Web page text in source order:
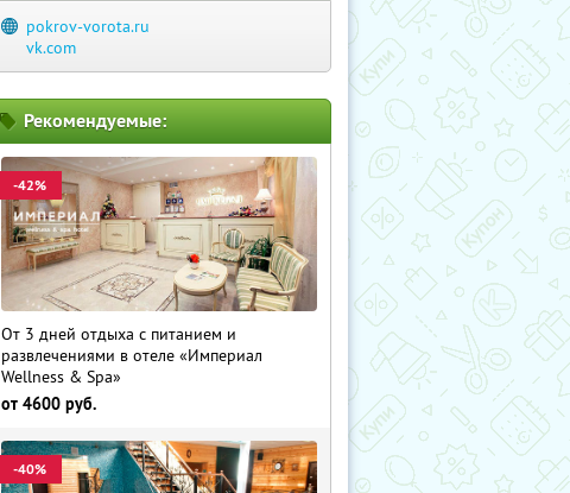
pokrov-vorota.ru
vk.com
Рекомендуемые:
-42%
От 3 дней отдыха с питанием и
развлечениями в отеле «Империал
Wellness & Spa»
от 4600 руб.
-40%